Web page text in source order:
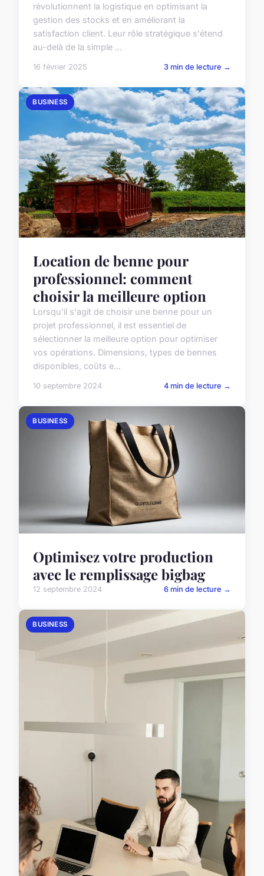
révolutionnent la logistique en optimisant la
gestion des stocks et en améliorant la
satisfaction client. Leur rôle stratégique s'étend
au-delà de la simple ...
16 février 2025 3 min de lecture →
BUSINESS
Location de benne pour
professionnel: comment
choisir la meilleure option
Lorsqu'il s'agit de choisir une benne pour un
projet professionnel, il est essentiel de
sélectionner la meilleure option pour optimiser
vos opérations. Dimensions, types de bennes
disponibles, coûts e...
10 septembre 2024 4 min de lecture →
BUSINESS
Optimisez votre production
avec le remplissage bigbag
12 septembre 2024 6 min de lecture →
BUSINESS